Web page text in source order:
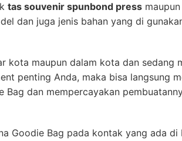
tas souvenir spunbond press
dan juga jenis bahan yang di
kota maupun dalam kota dan sedang
penting Anda, maka bisa langsung
Bag dan mempercayakan
Goodie Bag pada kontak yang ada di